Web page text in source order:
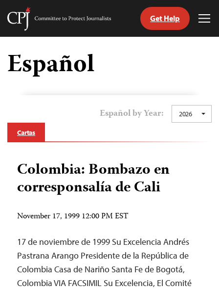
Skip
content
Committee
Journalists
Get Help
Español
Español by Year: 2026
Cartas
Colombia: Bombazo en
corresponsalía de Cali
November 17, 1999 12:00 PM EST
17 de noviembre de 1999 Su Excelencia Andrés
Pastrana Arango Presidente de la República de
Colombia Casa de Nariño Santa Fe de Bogotá,
Colombia VIA FACSIMIL Su Excelencia, El Comité